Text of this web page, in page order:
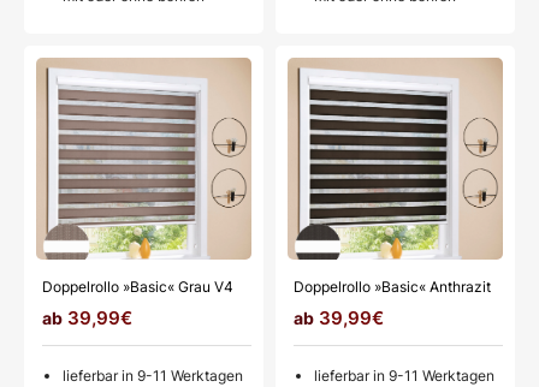
Doppelrollo »Basic« Grau V4
39,99€
lieferbar in 9-11 Werktagen
Doppelrollo »Basic« Anthrazit
39,99€
lieferbar in 9-11 Werktagen